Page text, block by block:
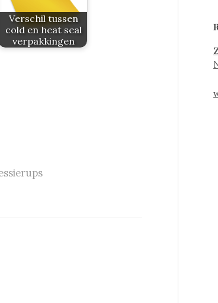
Verschil tussen
cold en heat seal
verpakkingen